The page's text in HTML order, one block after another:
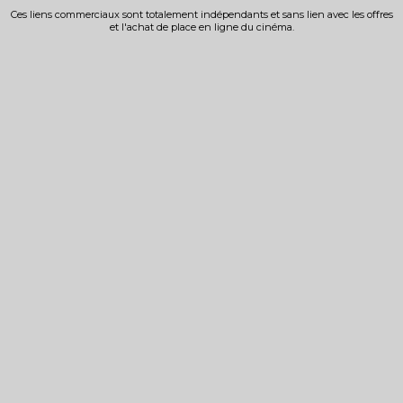
Ces liens commerciaux sont totalement indépendants et sans lien avec les offres
et l'achat de place en ligne du cinéma.